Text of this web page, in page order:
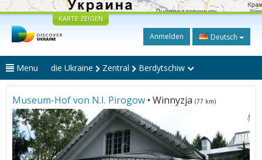
KARTE ZEIGEN
Anmelden Deutsch
Menu die Ukraine Zentral Berdytschiw
Museum-Hof von N.I. Pirogow • Winnyzja (77 km)